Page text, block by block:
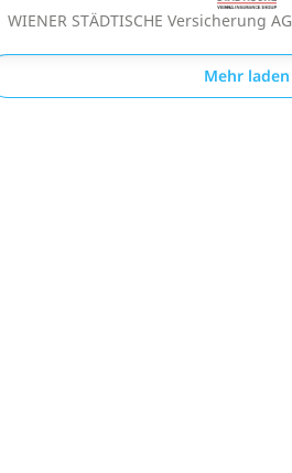
WIENER STÄDTISCHE Versicherung AG
Mehr laden